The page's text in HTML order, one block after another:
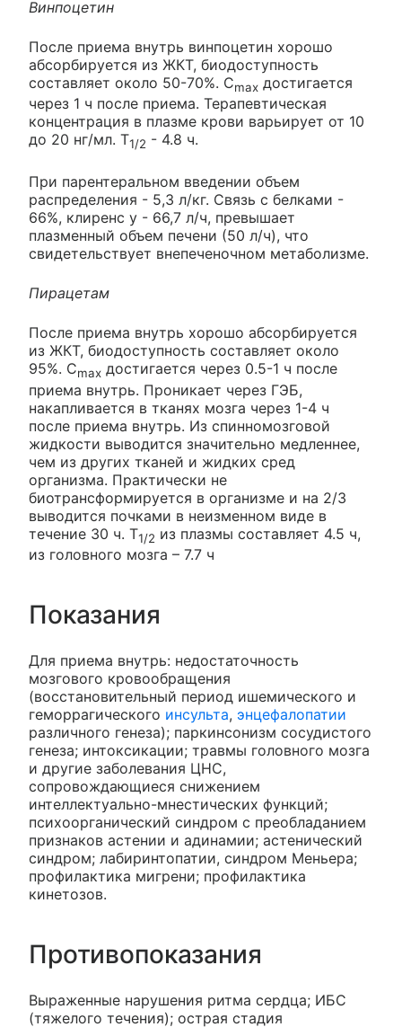
Винпоцетин
После приема внутрь винпоцетин хорошо
абсорбируется из ЖКТ, биодоступность
составляет около 50-70%. Сmax достигается
через 1 ч после приема. Терапевтическая
концентрация в плазме крови варьирует от 10
до 20 нг/мл. T1/2 - 4.8 ч.
При парентеральном введении объем
распределения - 5,3 л/кг. Связь с белками -
66%, клиренс у - 66,7 л/ч, превышает
плазменный объем печени (50 л/ч), что
свидетельствует внепеченочном метаболизме.
Пирацетам
После приема внутрь хорошо абсорбируется
из ЖКТ, биодоступность составляет около
95%. Сmax достигается через 0.5-1 ч после
приема внутрь. Проникает через ГЭБ,
накапливается в тканях мозга через 1-4 ч
после приема внутрь. Из спинномозговой
жидкости выводится значительно медленнее,
чем из других тканей и жидких сред
организма. Практически не
биотрансформируется в организме и на 2/3
выводится почками в неизменном виде в
течение 30 ч. T1/2 из плазмы составляет 4.5 ч,
из головного мозга – 7.7 ч
Показания
Для приема внутрь: недостаточность
мозгового кровообращения
(восстановительный период ишемического и
геморрагического инсульта, энцефалопатии
различного генеза); паркинсонизм сосудистого
генеза; интоксикации; травмы головного мозга
и другие заболевания ЦНС,
сопровождающиеся снижением
интеллектуально-мнестических функций;
психоорганический синдром с преобладанием
признаков астении и адинамии; астенический
синдром; лабиринтопатии, синдром Меньера;
профилактика мигрени; профилактика
кинетозов.
Противопоказания
Выраженные нарушения ритма сердца; ИБС
(тяжелого течения); острая стадия